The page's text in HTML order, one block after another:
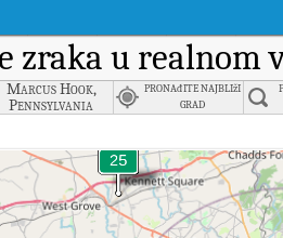
zraka u realnom
Marcus Hook,
Pennsylvania
PRONAđITE NAJBLIžI
GRAD